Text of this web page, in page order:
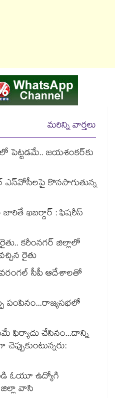
మరిన్ని వార్తలు
పెట్టడమే.. జయశంకర్‌‌కు
కొనసాగుతున్న
జారితే ఖబర్దార్ : ఫిషరీస్
కరీంనగర్ జిల్లాలో
రైతు
వరంగల్‌‌‌‌‌‌‌‌‌‌‌‌‌‌‌‌‌‌‌‌‌‌‌‌‌‌‌‌‌‌‌‌ సీపీ ఆదేశాలతో
పంపినం...రాజ్యసభలో
ఫిర్యాదు చేసినం...దాన్ని
పడి ఓయూ ఉద్యోగి
వాసి